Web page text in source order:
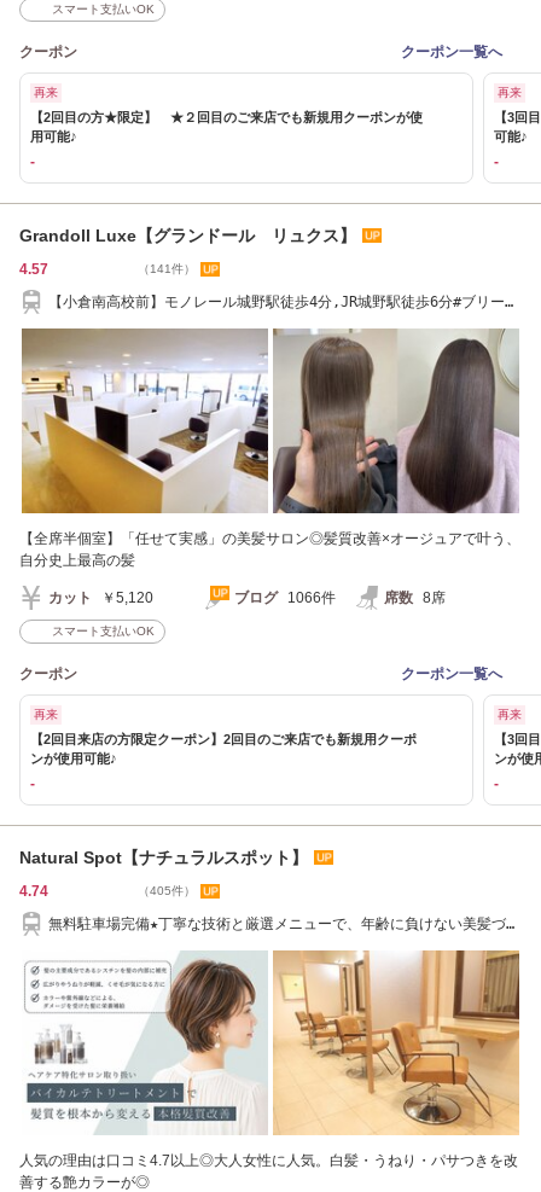
スマート支払いOK
クーポン クーポン一覧へ
再来
【2回目の方★限定】 ★２回目のご来店でも新規用クーポンが使
用可能♪
-
再来
【3回
可能♪
-
Grandoll Luxe【グランドール リュクス】
4.57 （141件）
【小倉南高校前】モノレール城野駅徒歩4分,JR城野駅徒歩6分#ブリーチ
【全席半個室】「任せて実感」の美髪サロン◎髪質改善×オージュアで叶う、
自分史上最高の髪
カット ￥5,120 ブログ 1066件 席数 8席
スマート支払いOK
クーポン クーポン一覧へ
再来
【2回目来店の方限定クーポン】2回目のご来店でも新規用クーポ
ンが使用可能♪
-
再来
【3回
ンが使
-
Natural Spot【ナチュラルスポット】
4.74 （405件）
無料駐車場完備★丁寧な技術と厳選メニューで、年齢に負けない美髪づく
人気の理由は口コミ4.7以上◎大人女性に人気。白髪・うねり・パサつきを改
善する艶カラーが◎